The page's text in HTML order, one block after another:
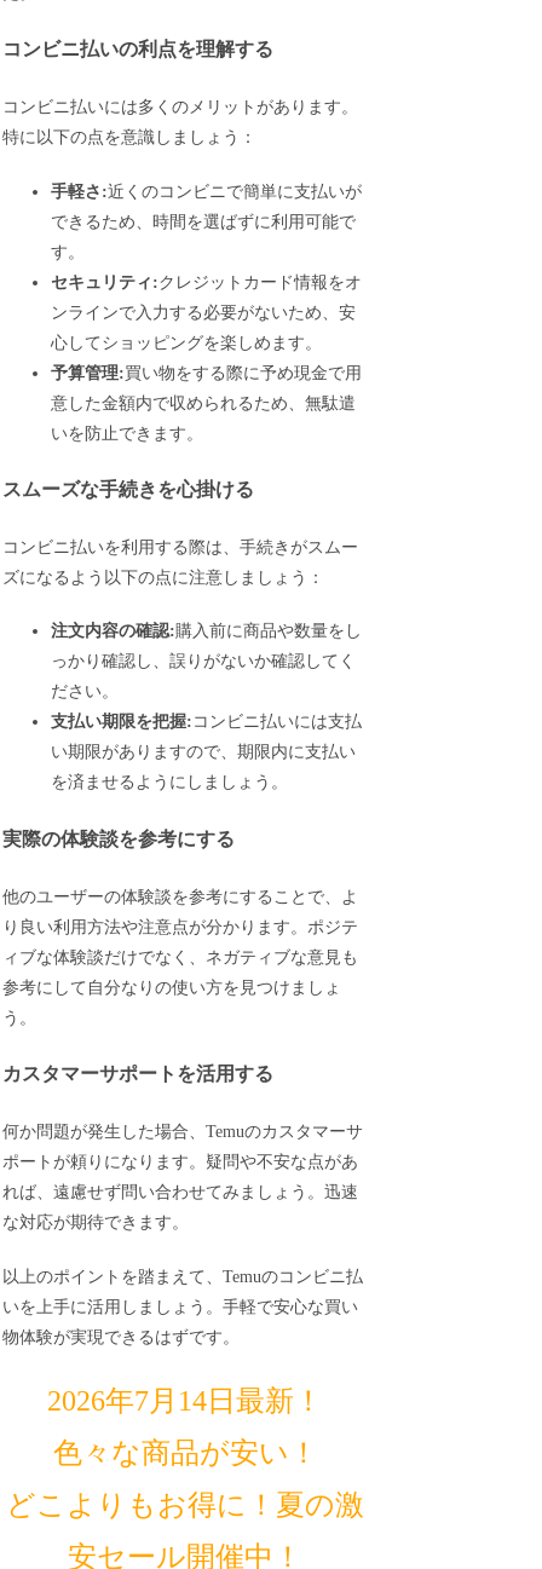
コンビニ払いの利点を理解する
コンビニ払いには多くのメリットがあります。
特に以下の点を意識しましょう：
手軽さ:近くのコンビニで簡単に支払いが
できるため、時間を選ばずに利用可能で
す。
セキュリティ:クレジットカード情報をオ
ンラインで入力する必要がないため、安
心してショッピングを楽しめます。
予算管理:買い物をする際に予め現金で用
意した金額内で収められるため、無駄遣
いを防止できます。
スムーズな手続きを心掛ける
コンビニ払いを利用する際は、手続きがスムー
ズになるよう以下の点に注意しましょう：
注文内容の確認:購入前に商品や数量をし
っかり確認し、誤りがないか確認してく
ださい。
支払い期限を把握: コンビニ払いには支払
い期限がありますので、期限内に支払い
を済ませるようにしましょう。
実際の体験談を参考にする
他のユーザーの体験談を参考にすることで、よ
り良い利用方法や注意点が分かります。ポジテ
ィブな体験談だけでなく、ネガティブな意見も
参考にして自分なりの使い方を見つけましょ
う。
カスタマーサポートを活用する
何か問題が発生した場合、Temuのカスタマーサ
ポートが頼りになります。疑問や不安な点があ
れば、遠慮せず問い合わせてみましょう。迅速
な対応が期待できます。
以上のポイントを踏まえて、Temuのコンビニ払
いを上手に活用しましょう。手軽で安心な買い
物体験が実現できるはずです。
2026年7月14日最新！
色々な商品が安い！
どこよりもお得に！夏の激
安セール開催中！